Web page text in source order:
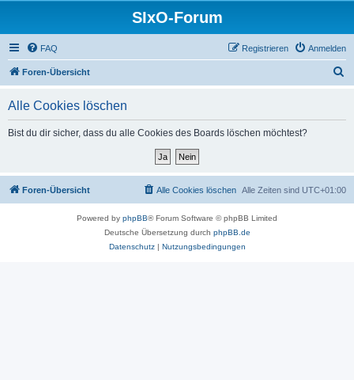
SIxO-Forum
FAQ Anmelden
Registrieren
Foren-Übersicht
Alle Cookies löschen
Bist du dir sicher, dass du alle Cookies des Boards löschen möchtest?
Foren-Übersicht Alle Zeiten sind UTC+01:00
Alle Cookies löschen
Powered by phpBB® Forum Software © phpBB Limited
Deutsche Übersetzung durch phpBB.de
Datenschutz| Nutzungsbedingungen